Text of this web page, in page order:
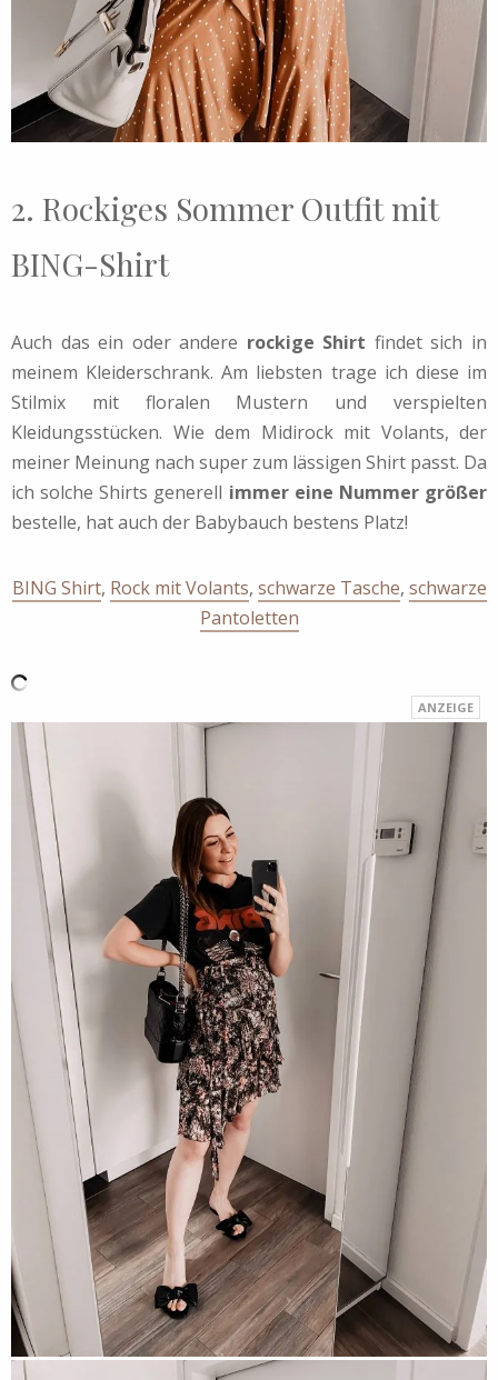
2. Rockiges Sommer Outfit mit
BING-Shirt
Auch das ein oder andere rockige Shirt findet sich in
meinem Kleiderschrank. Am liebsten trage ich diese im
Stilmix mit floralen Mustern und verspielten
Kleidungsstücken. Wie dem Midirock mit Volants, der
meiner Meinung nach super zum lässigen Shirt passt. Da
ich solche Shirts generell immer eine Nummer größer
bestelle, hat auch der Babybauch bestens Platz!
BING Shirt, Rock mit Volants, schwarze Tasche, schwarze
Pantoletten